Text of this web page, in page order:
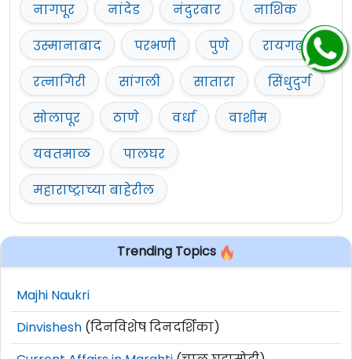
नागपूर
नांदेड नंदुरबार
नाशिक
उस्मानाबाद
परभणी पुणे
रायगढ़
रत्नागिरी
सांगली सातारा
सिंधुदुर्ग
सोलापूर
ठाणे वर्धा
वाशीम
यवतमाळ
पालघर
महाराष्ट्राच्या बाहेरील
Trending Topics
Majhi Naukri
Dinvishesh (दिनविशेष दिनदर्शिका)